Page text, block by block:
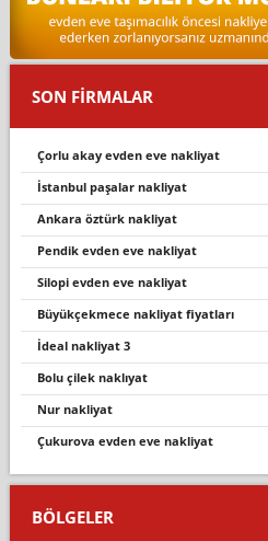
SON FİRMALAR
çorlu akay evden eve nakliyat
i̇stanbul paşalar nakliyat
ankara öztürk nakliyat
pendi̇k evden eve nakli̇yat
silopi evden eve nakliyat
büyükçekmece nakliyat fiyatları
i̇deal nakliyat 3
bolu çilek naklıyat
nur nakliyat
çukurova evden eve nakliyat
BÖLGELER